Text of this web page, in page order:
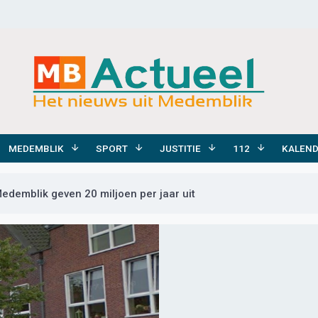
MEDEMBLIK SPORT JUSTITIE 112
geven 20 miljoen per jaar uit